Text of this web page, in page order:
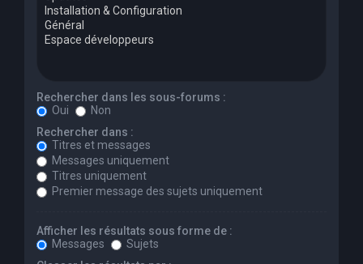
Rechercher dans les sous-forums :
Oui
Non
Rechercher dans :
Titres et messages
Messages uniquement
Titres uniquement
Premier message des sujets uniquement
Afficher les résultats sous forme de :
Messages
Sujets